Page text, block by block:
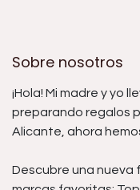
Sobre nosotros
¡Hola! Mi madre y yo
preparando regalos
Alicante, ahora
Descubre una nueva